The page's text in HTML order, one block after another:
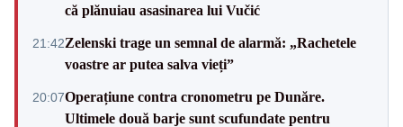
că plănuiau asasinarea lui Vučić
21:42Zelenski trage un semnal de alarmă: „Rachetele
voastre ar putea salva vieți”
20:07Operațiune contra cronometru pe Dunăre.
Ultimele două barje sunt scufundate pentru